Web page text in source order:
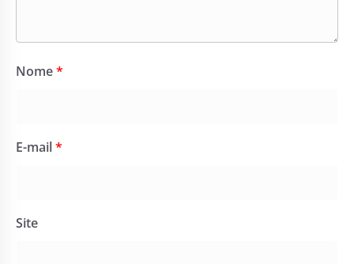
Nome*
E-mail*
Site